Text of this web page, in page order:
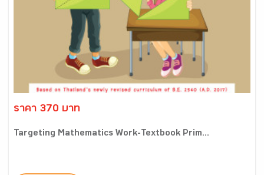
ราคา 370 บาท
Targeting Mathematics Work-Textbook Prim...